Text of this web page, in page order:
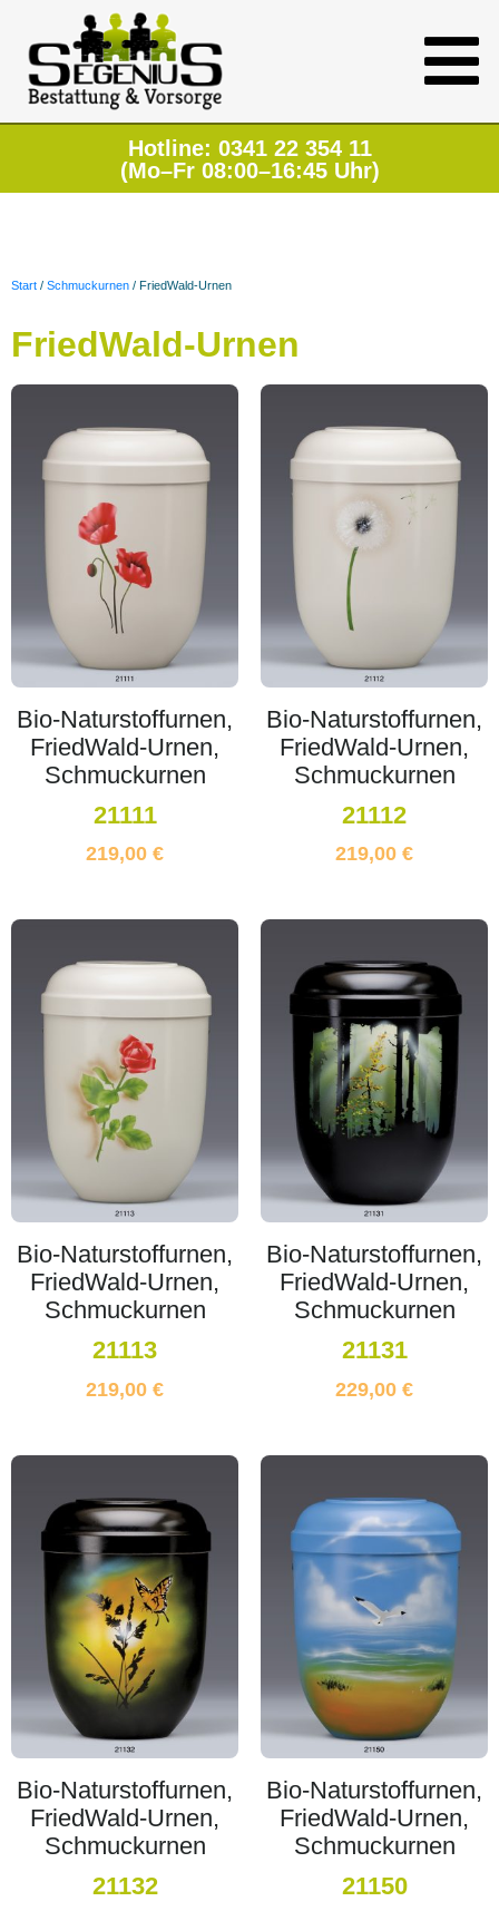
Hotline: 0341 22 354 11
(Mo–Fr 08:00–16:45 Uhr)
Start / Schmuckurnen / FriedWald-Urnen
FriedWald-Urnen
Bio-Naturstoffurnen,
FriedWald-Urnen,
Schmuckurnen
21111
219,00 €
Bio-Naturstoffurnen,
FriedWald-Urnen,
Schmuckurnen
21112
219,00 €
Bio-Naturstoffurnen,
FriedWald-Urnen,
Schmuckurnen
21113
219,00 €
Bio-Naturstoffurnen,
FriedWald-Urnen,
Schmuckurnen
21131
229,00 €
Bio-Naturstoffurnen,
FriedWald-Urnen,
Schmuckurnen
21132
Bio-Naturstoffurnen,
FriedWald-Urnen,
Schmuckurnen
21150